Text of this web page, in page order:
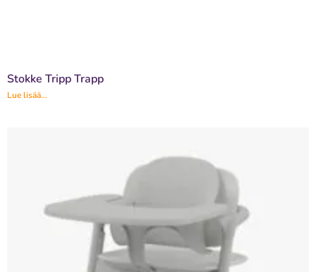
Stokke Tripp Trapp
Lue lisää...